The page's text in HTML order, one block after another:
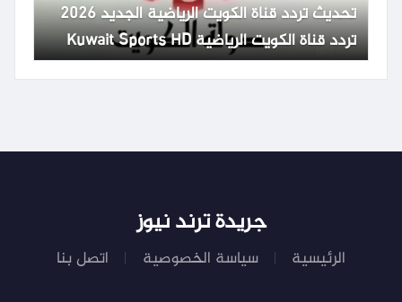
تحديث تردد قناة الكويت الرياضية الجديد 2026
تردد قناة الكويت الرياضية Kuwait Sports HD
65
جريدة ترند نيوز
الرئيسية سياسة الخصوصية اتصل بنا